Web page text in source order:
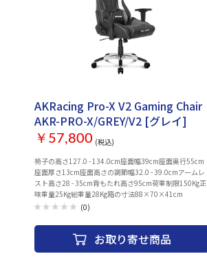
AKRacing Pro-X V2 Gaming Chair
AKR-PRO-X/GREY/V2 [グレイ]
￥57,800 (税込)
椅子の高さ127.0 - 134.0cm座面幅39cm座面奥行55cm
座面厚さ13cm座面高さの調節幅32.0 - 39.0cmアームレ
スト高さ28 - 35cm背もたれ高さ95cm荷重制限150Kg正
味重量25Kg総重量28Kg箱の寸法88×70×41cm
(0)
お取り寄せ商品